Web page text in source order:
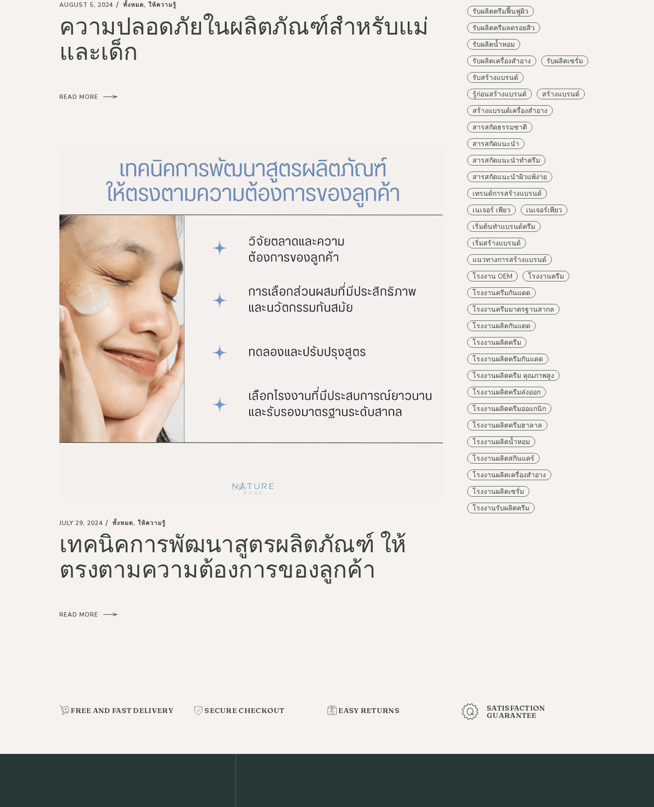
AUGUST 5, 2024 ทั้งหมด ให้ความรู้
ความปลอดภัยในผลิตภัณฑ์สำหรับแม่
และเด็ก
READ MORE
JULY 29, 2024 ทั้งหมด ให้ความรู้
เทคนิคการพัฒนาสูตรผลิตภัณฑ์ ให้
ตรงตามความต้องการของลูกค้า
READ MORE
รับผลิตครีมฟื้นฟูผิว
รับผลิตครีมลดรอยสิว
รับผลิตน้ำหอม
รับผลิตเครื่องสำอาง
รับผลิตเซรั่ม
รับสร้างแบรนด์
รู้ก่อนสร้างแบรนด์
สร้างแบรนด์
สร้างแบรนด์เครื่องสำอาง
สารสกัดธรรมชาติ
สารสกัดแนะนำ
สารสกัดแนะนำทำครีม
สารสกัดแนะนำผิวแพ้ง่าย
เทรนด์การสร้างแบรนด์
เนเจอร์ เพียว
เนเจอร์เพียว
เริ่มต้นทำแบรนด์ครีม
เริ่มสร้างแบรนด์
แนวทางการสร้างแบรนด์
โรงงาน OEM
โรงงานครีม
โรงงานครีมกันแดด
โรงงานครีมมาตรฐานสากล
โรงงานผลิตกันแดด
โรงงานผลิตครีม
โรงงานผลิตครีมกันแดด
โรงงานผลิตครีม คุณภาพสูง
โรงงานผลิตครีมส่งออก
โรงงานผลิตครีมออแกนิก
โรงงานผลิตครีมฮาลาล
โรงงานผลิตน้ำหอม
โรงงานผลิตสกินแคร์
โรงงานผลิตเครื่องสำอาง
โรงงานผลิตเซรั่ม
โรงงานรับผลิตครีม
FREE AND FAST DELIVERY SECURE CHECKOUT EASY RETURNS SATISFACTION
GUARANTEE